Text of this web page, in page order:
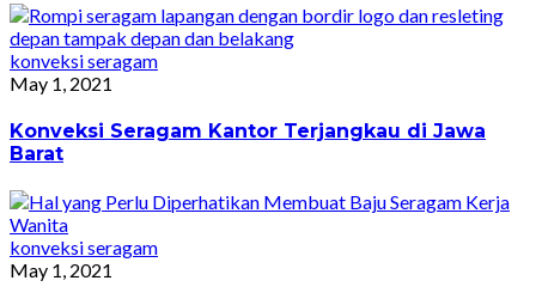
konveksi seragam
May 1, 2021
Konveksi Seragam Kantor Terjangkau di Jawa
Barat
konveksi seragam
May 1, 2021